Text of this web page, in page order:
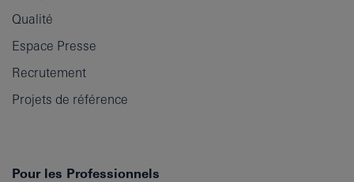
Qualité
Espace Presse
Recrutement
Projets de référence
Pour les Professionnels